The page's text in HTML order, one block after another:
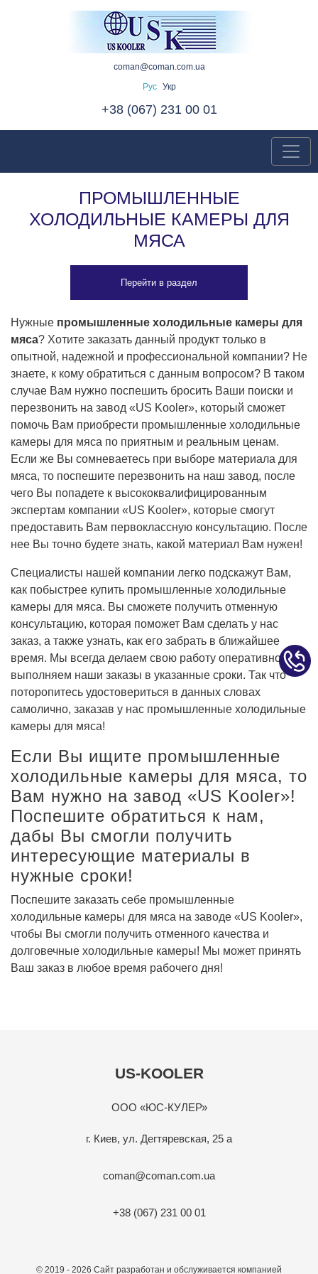
coman@coman.com.ua
Рус
Укр
+38 (067) 231 00 01
ПРОМЫШЛЕННЫЕ
ХОЛОДИЛЬНЫЕ КАМЕРЫ ДЛЯ
МЯСА
Перейти в раздел
Нужные промышленные холодильные камеры для
мяса? Хотите заказать данный продукт только в
опытной, надежной и профессиональной компании? Не
знаете, к кому обратиться с данным вопросом? В таком
случае Вам нужно поспешить бросить Ваши поиски и
перезвонить на завод «US Kooler», который сможет
помочь Вам приобрести промышленные холодильные
камеры для мяса по приятным и реальным ценам.
Если же Вы сомневаетесь при выборе материала для
мяса, то поспешите перезвонить на наш завод, после
чего Вы попадете к высококвалифицированным
экспертам компании «US Kooler», которые смогут
предоставить Вам первоклассную консультацию. После
нее Вы точно будете знать, какой материал Вам нужен!
Специалисты нашей компании легко подскажут Вам,
как побыстрее купить промышленные холодильные
камеры для мяса. Вы сможете получить отменную
консультацию, которая поможет Вам сделать у нас
заказ, а также узнать, как его забрать в ближайшее
время. Мы всегда делаем свою работу оперативно и
выполняем наши заказы в указанные сроки. Так что
поторопитесь удостовериться в данных словах
самолично, заказав у нас промышленные холодильные
камеры для мяса!
Если Вы ищите промышленные
холодильные камеры для мяса, то
Вам нужно на завод «US Kooler»!
Поспешите обратиться к нам,
дабы Вы смогли получить
интересующие материалы в
нужные сроки!
Поспешите заказать себе промышленные
холодильные камеры для мяса на заводе «US Kooler»,
чтобы Вы смогли получить отменного качества и
долговечные холодильные камеры! Мы может принять
Ваш заказ в любое время рабочего дня!
US-KOOLER
ООО «ЮС-КУЛЕР»
г. Киев, ул. Дегтяревская, 25 а
coman@coman.com.ua
+38 (067) 231 00 01
© 2019 - 2026 Сайт разработан и обслуживается компанией